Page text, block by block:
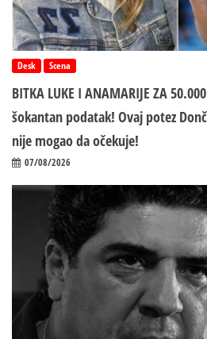
Desk Scena
BITKA LUKE I ANAMARIJE ZA
šokantan podatak! Ovaj potez
nije mogao da očekuje!
07/08/2026